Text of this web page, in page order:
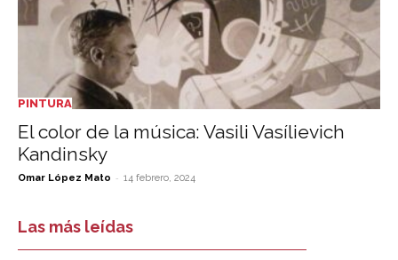
PINTURA
El color de la música: Vasili Vasílievich
Kandinsky
Omar López Mato - 14 febrero, 2024
Las más leídas